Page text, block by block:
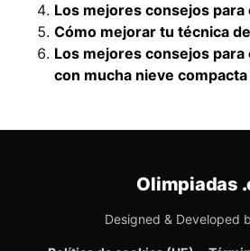
Los mejores consejos
Cómo mejorar tu técnica
Los mejores consejos
con mucha nieve compacta
Olimpiadas
Designed & Developed